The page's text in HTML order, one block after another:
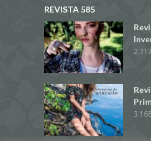
REVISTA 585